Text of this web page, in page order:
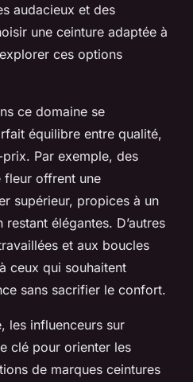
audacieux et des
une ceinture adaptée à
ces options
ce domaine se
équilibre entre qualité,
Par exemple, des
fleur offrent une
supérieur, propices à un
élégantes. D’autres
et aux boucles
ceux qui souhaitent
sans sacrifier le confort.
les influenceurs sur
clé pour orienter les
de marques ceintures